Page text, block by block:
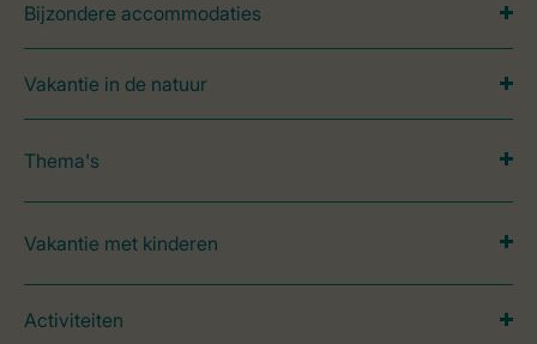
Bijzondere accommodaties
Vakantie in de natuur
Thema's
Vakantie met kinderen
Activiteiten